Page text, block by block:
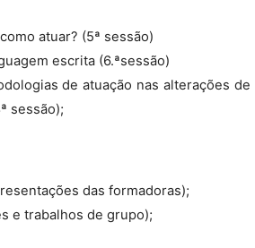
atuar? (5ª sessão)
escrita (6.ªsessão)
de atuação nas alterações de
sessão);
das formadoras);
e trabalhos de grupo);